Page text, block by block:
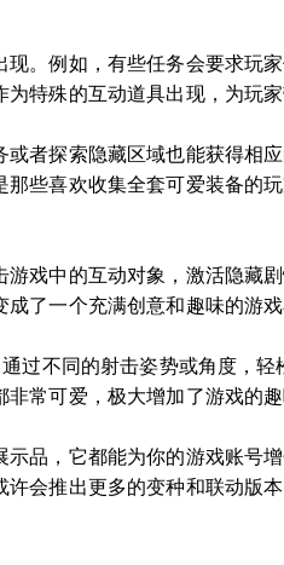
。例如，有些任务会要求玩
特殊的互动道具出现，为玩家
者探索隐藏区域也能获得相
些喜欢收集全套可爱装备的
戏中的互动对象，激活隐藏
了一个充满创意和趣味的游戏
过不同的射击姿势或角度，
常可爱，极大增加了游戏的趣
品，它都能为你的游戏账号
会推出更多的变种和联动版